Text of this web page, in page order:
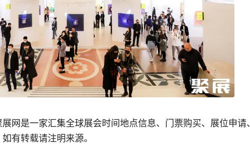
网是一家汇集全球展会时间地点信息、门票购买、展位申请、
有转载请注明来源。